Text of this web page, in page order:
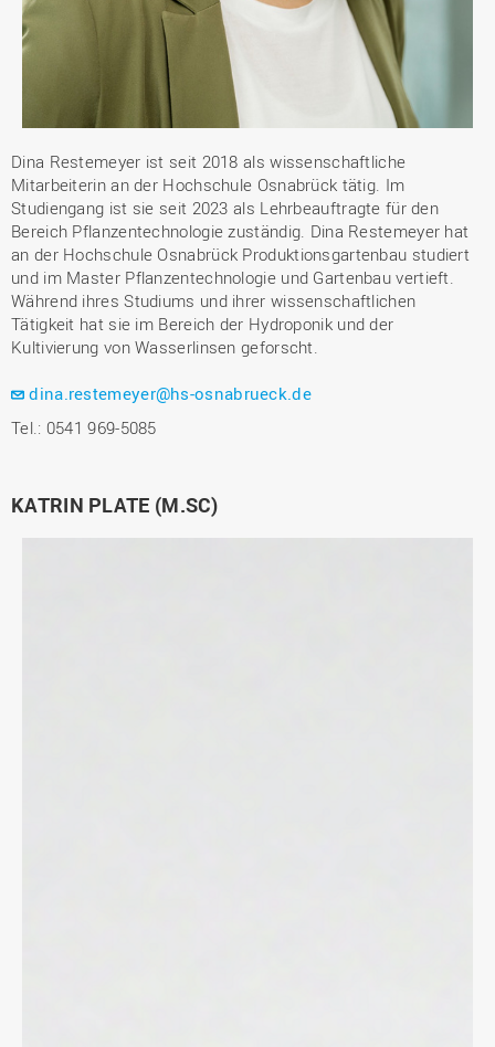
Dina Restemeyer ist seit 2018 als wissenschaftliche
Mitarbeiterin an der Hochschule Osnabrück tätig. Im
Studiengang ist sie seit 2023 als Lehrbeauftragte für den
Bereich Pflanzentechnologie zuständig. Dina Restemeyer hat
an der Hochschule Osnabrück Produktionsgartenbau studiert
und im Master Pflanzentechnologie und Gartenbau vertieft.
Während ihres Studiums und ihrer wissenschaftlichen
Tätigkeit hat sie im Bereich der Hydroponik und der
Kultivierung von Wasserlinsen geforscht.
dina.restemeyer@hs-osnabrueck.de
Tel.: 0541 969-5085
KATRIN PLATE (M.SC)